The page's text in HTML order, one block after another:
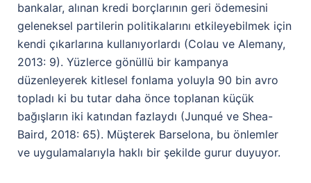
bankalar, alınan kredi borçlarının geri ödemesini
geleneksel partilerin politikalarını etkileyebilmek için
kendi çıkarlarına kullanıyorlardı (Colau ve Alemany,
2013: 9). Yüzlerce gönüllü bir kampanya
düzenleyerek kitlesel fonlama yoluyla 90 bin avro
topladı ki bu tutar daha önce toplanan küçük
bağışların iki katından fazlaydı (Junqué ve Shea-
Baird, 2018: 65). Müşterek Barselona, bu önlemler
ve uygulamalarıyla haklı bir şekilde gurur duyuyor.